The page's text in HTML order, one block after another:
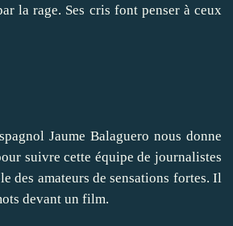
la rage. Ses cris font penser à ceux
Jaume Balaguero nous donne
suivre cette équipe de journalistes
des amateurs de sensations fortes. Il
devant un film.